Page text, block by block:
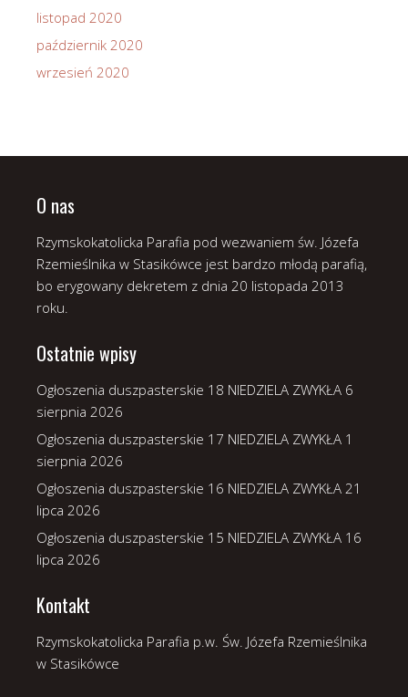
listopad 2020
październik 2020
wrzesień 2020
O nas
Rzymskokatolicka Parafia pod wezwaniem św. Józefa
Rzemieślnika w Stasikówce jest bardzo młodą parafią,
bo erygowany dekretem z dnia 20 listopada 2013
roku.
Ostatnie wpisy
Ogłoszenia duszpasterskie 18 NIEDZIELA ZWYKŁA 6
sierpnia 2026
Ogłoszenia duszpasterskie 17 NIEDZIELA ZWYKŁA 1
sierpnia 2026
Ogłoszenia duszpasterskie 16 NIEDZIELA ZWYKŁA 21
lipca 2026
Ogłoszenia duszpasterskie 15 NIEDZIELA ZWYKŁA 16
lipca 2026
Kontakt
Rzymskokatolicka Parafia p.w. Św. Józefa Rzemieślnika
w Stasikówce